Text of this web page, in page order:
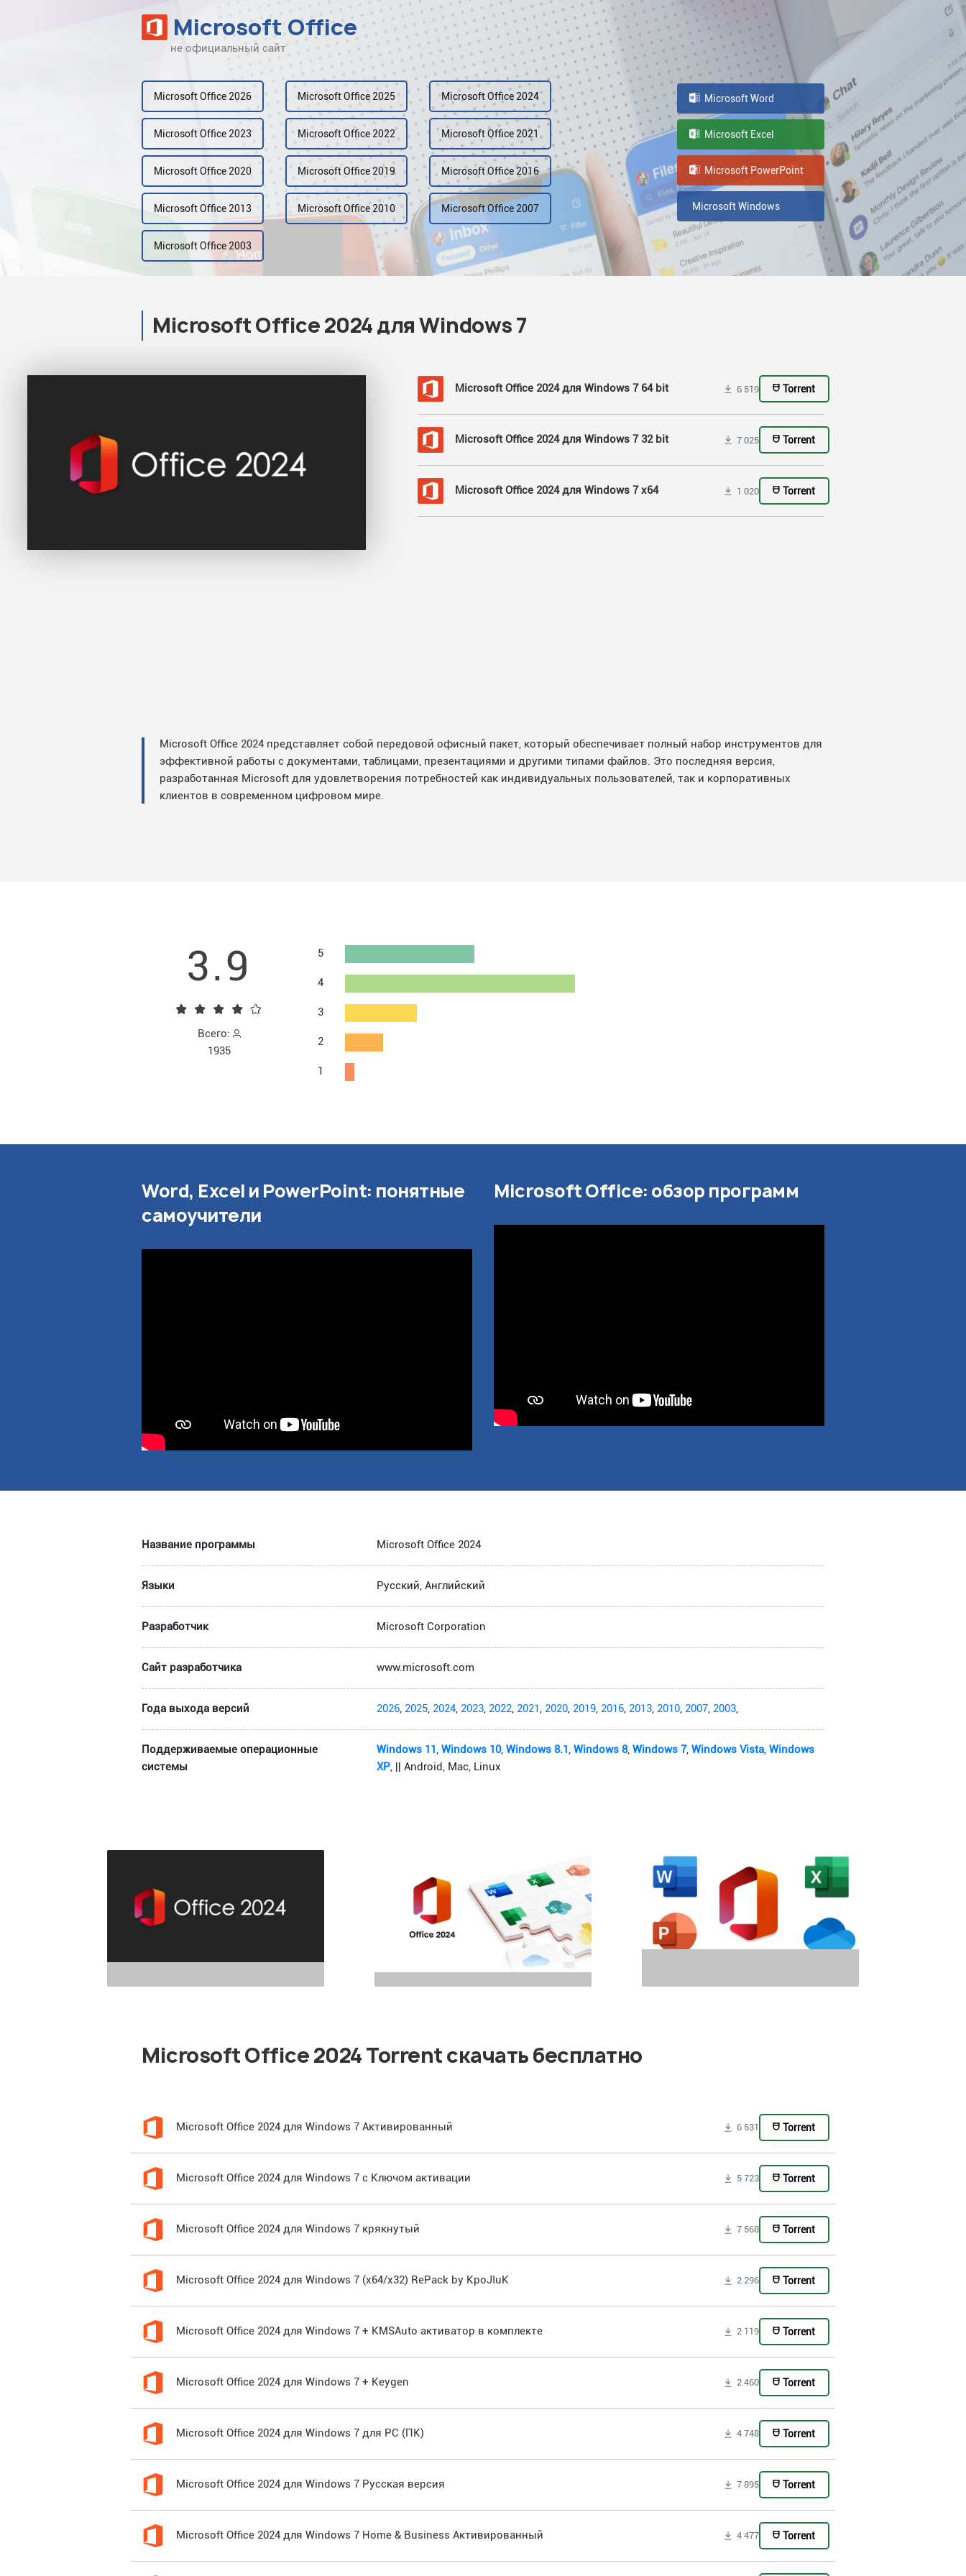
Microsoft Office
не официальный сайт
Microsoft Office 2026 Microsoft Office 2025 Microsoft Office 2024
Microsoft Office 2023 Microsoft Office 2022 Microsoft Office 2021
Microsoft Office 2020 Microsoft Office 2019 Microsoft Office 2016
Microsoft Office 2013 Microsoft Office 2010 Microsoft Office 2007
Microsoft Office 2003
Microsoft Word
Microsoft Excel
Microsoft PowerPoint
Microsoft Windows
Microsoft Office 2024 для Windows 7
Microsoft Office 2024 для Windows 7 64 bit 6 519 Torrent
Microsoft Office 2024 для Windows 7 32 bit 7 025 Torrent
Microsoft Office 2024 для Windows 7 x64 1 020 Torrent
Microsoft Office 2024 представляет собой передовой офисный пакет, который обеспечивает полный набор инструментов для
эффективной работы с документами, таблицами, презентациями и другими типами файлов. Это последняя версия,
разработанная Microsoft для удовлетворения потребностей как индивидуальных пользователей, так и корпоративных
клиентов в современном цифровом мире.
3.9
Всего:
1935
5
4
3
2
1
Word, Excel и PowerPoint: понятные
самоучители
Microsoft Office: обзор программ
Название программы Microsoft Office 2024
Языки Русский, Английский
Разработчик Microsoft Corporation
Сайт разработчика www.microsoft.com
Года выхода версий 2026, 2025, 2024, 2023, 2022, 2021, 2020, 2019, 2016, 2013, 2010, 2007, 2003,
Поддерживаемые операционные
системы
Windows 11 , Windows 10, Windows 8.1 , Windows 8, Windows 7, Windows Vista, Windows
XP, || Android, Mac, Linux
Microsoft Office 2024 Torrent скачать бесплатно
Microsoft Office 2024 для Windows 7 Активированный 6 531 Torrent
Microsoft Office 2024 для Windows 7 с Ключом активации 5 723 Torrent
Microsoft Office 2024 для Windows 7 крякнутый 7 568 Torrent
Microsoft Office 2024 для Windows 7 (x64/x32) RePack by KpoJIuK 2 296 Torrent
Microsoft Office 2024 для Windows 7 + KMSAuto активатор в комплекте 2 119 Torrent
Microsoft Office 2024 для Windows 7 + Keygen 2 460 Torrent
Microsoft Office 2024 для Windows 7 для PC (ПК) 4 748 Torrent
Microsoft Office 2024 для Windows 7 Русская версия 7 895 Torrent
Microsoft Office 2024 для Windows 7 Home & Business Активированный 4 477 Torrent